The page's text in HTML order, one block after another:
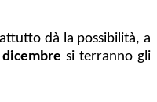
dà la possibilità, a
si terranno gli